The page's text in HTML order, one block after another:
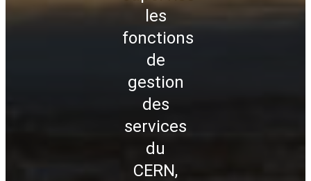
les
fonctions
de
gestion
des
services
du
CERN,